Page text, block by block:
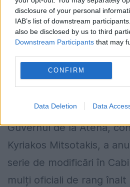
disclosure of your personal
IAB’s list of downstream
also be disclosed by us to third
Downstream Participants that may
CONFIRM
Data Deletion Data
Schimbări în Guvernul
după scandalul
29 IUNIE 2025
Guvernul de la Atena,
Kyriakos Mitsotakis, a
serie de modificări în
mulți oficiali de rang înalt